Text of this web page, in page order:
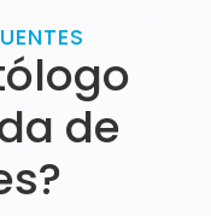
de